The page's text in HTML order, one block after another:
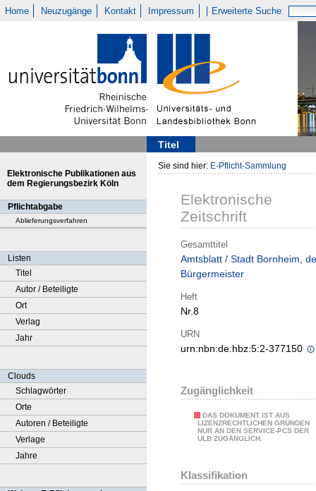
Home Neuzugänge Kontakt Impressum Erweiterte Suche
Titel
Elektronische Publikationen aus
dem Regierungsbezirk Köln
Pflichtabgabe
Ablieferungsverfahren
Listen
Titel
Autor / Beteiligte
Ort
Verlag
Jahr
Clouds
Schlagwörter
Orte
Autoren / Beteiligte
Verlage
Jahre
Sie sind hier: E-Pflicht-Sammlung
Elektronische
Zeitschrift
Gesamttitel
Amtsblatt / Stadt Bornheim,
Bürgermeister
Heft
Nr.8
URN
urn:nbn:de:hbz:5:2-377150
Zugänglichkeit
DAS DOKUMENT IST AUS
LIZENZRECHTLICHEN GRÜNDEN
NUR AN DEN SERVICE-PCS DER
ULB ZUGÄNGLICH.
Klassifikation